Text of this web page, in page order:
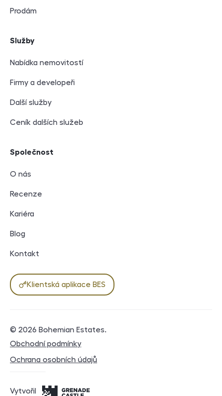
Prodám
Služby
Nabídka nemovitostí
Firmy a developeři
Další služby
Ceník dalších služeb
Společnost
O nás
Recenze
Kariéra
Blog
Kontakt
Klientská aplikace BES
© 2026 Bohemian Estates.
Právní dokumenty
Obchodní podmínky
Ochrana osobních údajů
Vytvořil